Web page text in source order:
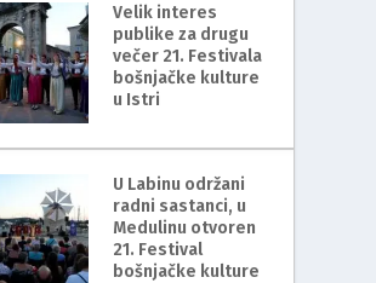
Velik interes
publike za drugu
večer 21. Festivala
bošnjačke kulture
u Istri
U Labinu održani
radni sastanci, u
Medulinu otvoren
21. Festival
bošnjačke kulture